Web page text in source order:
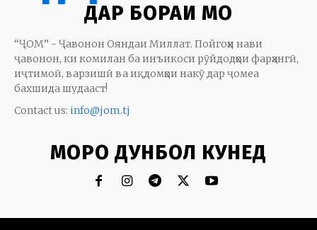
ДАР БОРАИ МО
“ҶОМ” - Ҷавонон Ояндаи Миллат. Пойгоҳи нави
ҷавонон, ки комилан ба инъикоси рӯйдодҳои фарҳангӣ,
иҷтимоӣ, варзишӣ ва иқдомҳои накӯ дар ҷомеа
бахшида шудааст!
Contact us: info@jom.tj
МОРО ДУНБОЛ КУНЕД